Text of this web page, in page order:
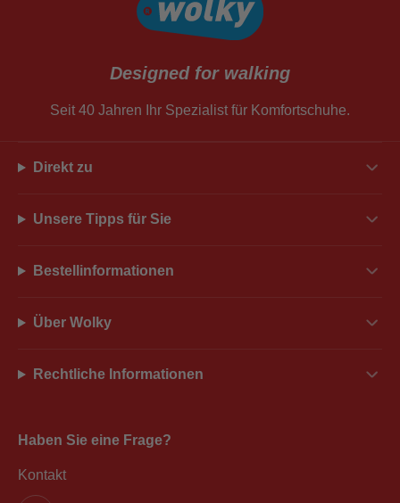
Designed for walking
Seit 40 Jahren Ihr Spezialist für Komfortschuhe.
Direkt zu
Unsere Tipps für Sie
Bestellinformationen
Über Wolky
Rechtliche Informationen
Haben Sie eine Frage?
Kontakt